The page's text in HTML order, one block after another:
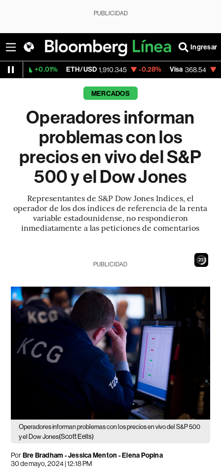
PUBLICIDAD
Ingresar
ETH/USD 1,910.345 -0.28% Visa 368.54 -0.28%
MERCADOS
Operadores informan
problemas con los
precios en vivo del S&P
500 y el Dow Jones
Representantes de S&P Dow Jones Indices, el
operador de los dos índices de referencia de la renta
variable estadounidense, no respondieron
inmediatamente a las peticiones de comentarios
22
PUBLICIDAD
Operadores informan problemas con los precios en vivo del S&P 500
y el Dow Jones(Scott Eells)
PorBre Bradham - Jessica Menton - Elena Popina
30 de mayo, 2024 | 12:18 PM